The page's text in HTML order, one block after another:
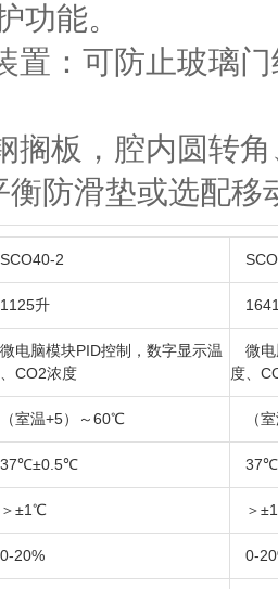
功能。
置：可防止玻璃
搁板，腔内圆转
衡防滑垫或选配移
2
升
电脑模块PID控制，数字显示温
CO2浓度
微电
度、
室温+5）～60℃ （室
±1℃ ＞
20% 0-